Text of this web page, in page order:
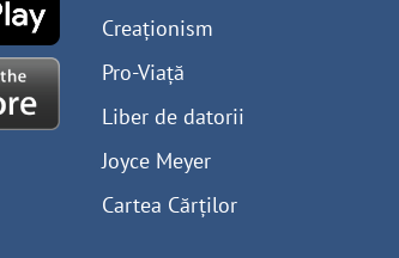
Creaționism
Pro-Viață
Liber de datorii
Joyce Meyer
Cartea Cărților